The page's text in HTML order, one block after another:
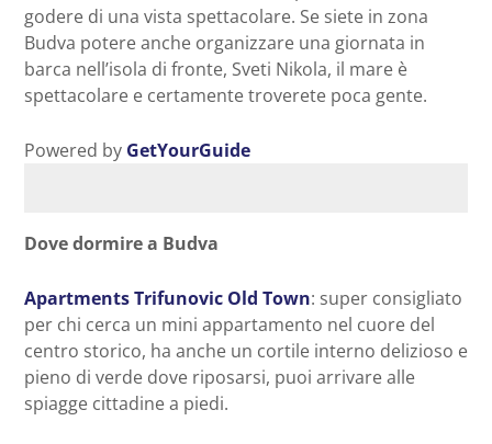
godere di una vista spettacolare. Se siete in zona
Budva potere anche organizzare una giornata in
barca nell’isola di fronte, Sveti Nikola, il mare è
spettacolare e certamente troverete poca gente.
Powered by GetYourGuide
Dove dormire a Budva
Apartments Trifunovic Old Town: super consigliato
per chi cerca un mini appartamento nel cuore del
centro storico, ha anche un cortile interno delizioso e
pieno di verde dove riposarsi, puoi arrivare alle
spiagge cittadine a piedi.